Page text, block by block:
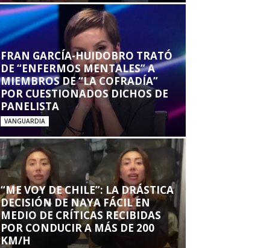
FRAN GARCÍA-HUIDOBRO TRATÓ
DE “ENFERMOS MENTALES” A
MIEMBROS DE “LA COFRADÍA”
POR CUESTIONADOS DICHOS DE
PANELISTA
VANGUARDIA
“ME VOY DE CHILE”: LA DRÁSTICA
DECISIÓN DE NAYA FÁCIL EN
MEDIO DE CRÍTICAS RECIBIDAS
POR CONDUCIR A MÁS DE 200
KM/H